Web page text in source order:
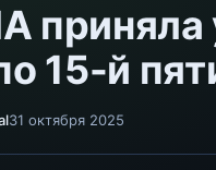
приняла
15-й
31 октября 2025